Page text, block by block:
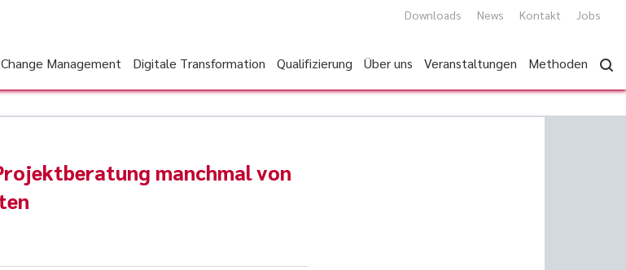
Downloads News Kontakt Jobs
Change Management Digitale Transformation Qualifizierung Über uns Veranstaltungen Methoden
manchmal von